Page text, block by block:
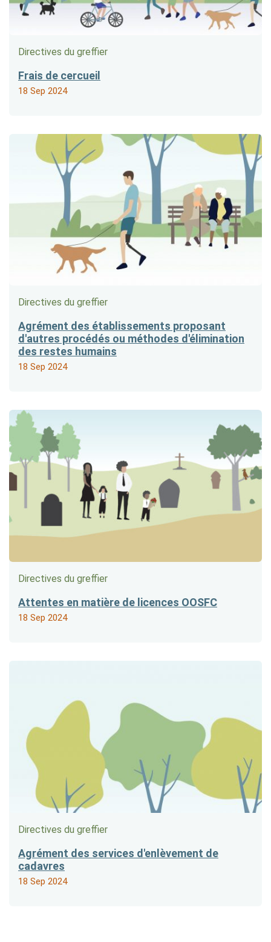
Directives du greffier
Frais de cercueil
18 Sep 2024
Directives du greffier
Agrément des établissements proposant
d'autres procédés ou méthodes d'élimination
des restes humains
18 Sep 2024
Directives du greffier
Attentes en matière de licences OOSFC
18 Sep 2024
Directives du greffier
Agrément des services d'enlèvement de
cadavres
18 Sep 2024